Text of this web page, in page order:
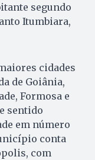
segundo
Itumbiara,
cidades
de Goiânia,
Formosa e
sentido
em número
conta
com